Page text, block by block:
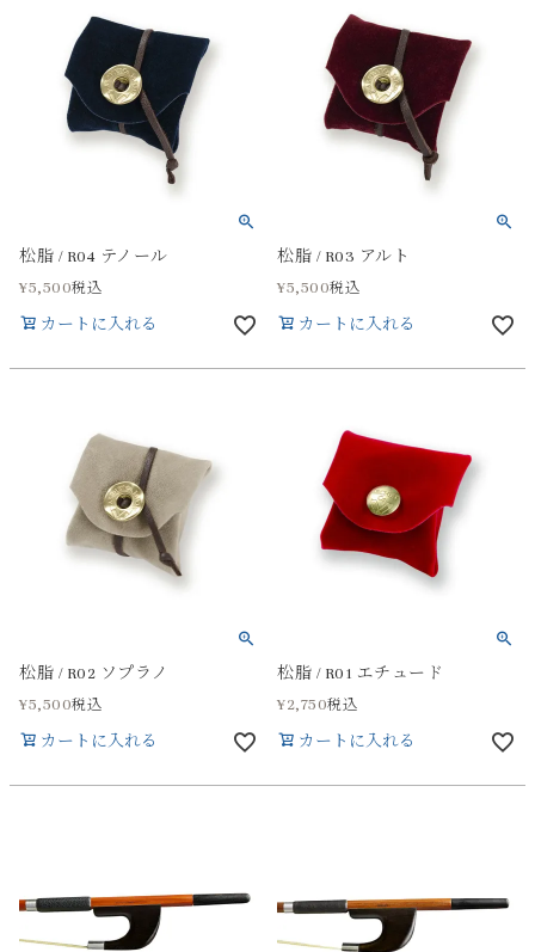
松脂 / R04 テノール
¥5,500税込
カートに入れる
松脂 / R03 アルト
¥5,500税込
カートに入れる
松脂 / R02 ソプラノ
¥5,500税込
カートに入れる
松脂 / R01 エチュード
¥2,750税込
カートに入れる